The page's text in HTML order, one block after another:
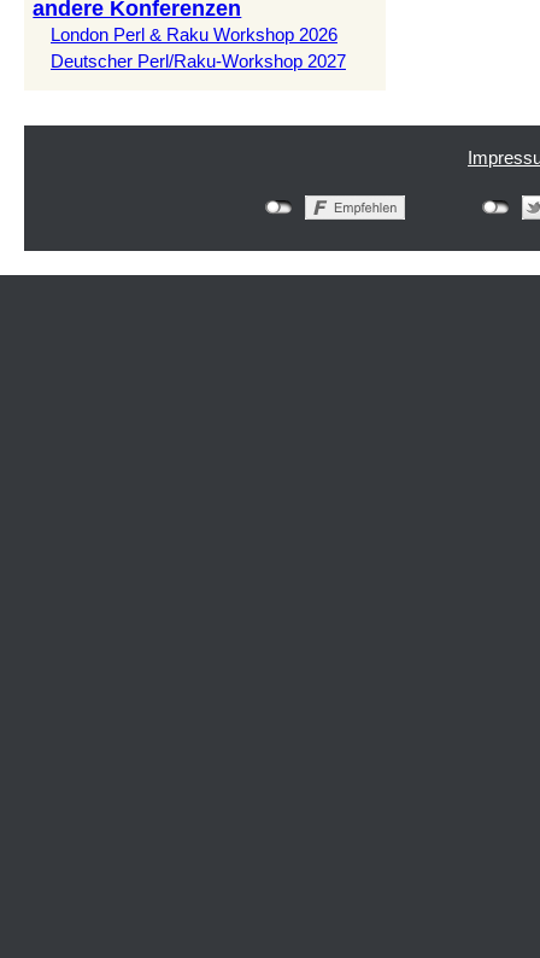
andere Konferenzen
London Perl & Raku Workshop 2026
Deutscher Perl/Raku-Workshop 2027